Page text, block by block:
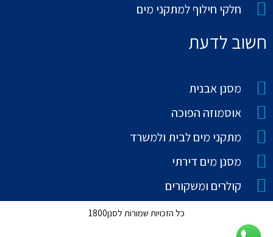
חלקי חילוף למתקני מים
חשוב לדעת
מסנן אבנית
אוסמוזה הפוכה
מתקני מים לבית ולמשרד
מסנן מים דירתי
קולרים ומשקורים
כל הזכויות שמורות לסנן1800